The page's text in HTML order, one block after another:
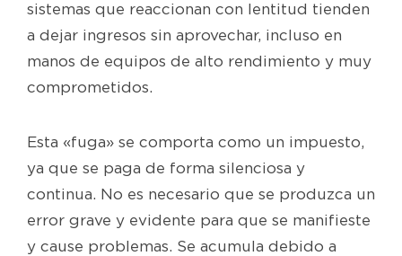
sistemas que reaccionan con lentitud tienden
a dejar ingresos sin aprovechar, incluso en
manos de equipos de alto rendimiento y muy
comprometidos.
Esta «fuga» se comporta como un impuesto,
ya que se paga de forma silenciosa y
continua. No es necesario que se produzca un
error grave y evidente para que se manifieste
y cause problemas. Se acumula debido a